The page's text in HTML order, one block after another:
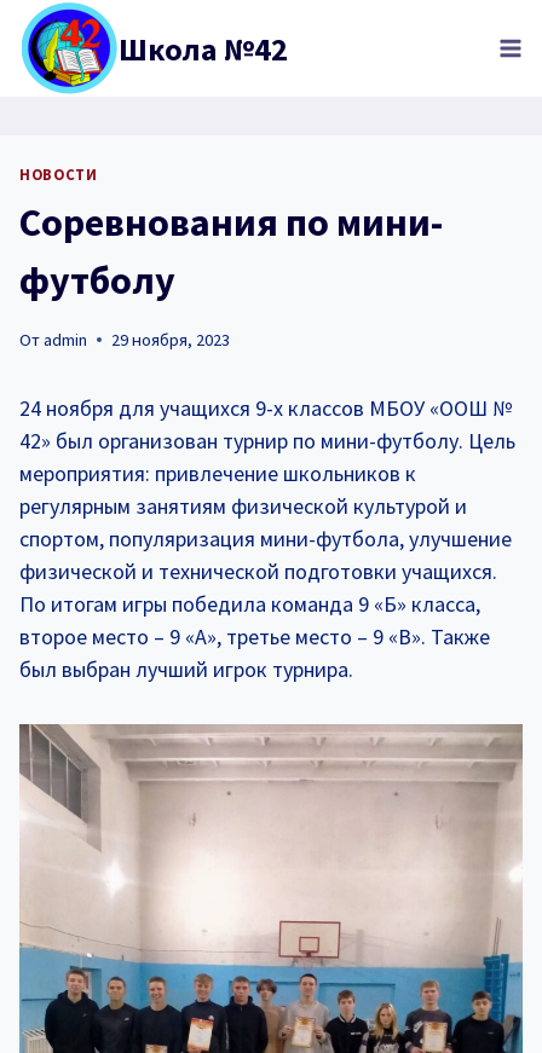
Перейти
содержимому
Школа №42
НОВОСТИ
Соревнования по мини-
футболу
Отadmin 29 ноября, 2023
24 ноября для учащихся 9-х классов МБОУ «ООШ №
42» был организован турнир по мини-футболу. Цель
мероприятия: привлечение школьников к
регулярным занятиям физической культурой и
спортом, популяризация мини-футбола, улучшение
физической и технической подготовки учащихся.
По итогам игры победила команда 9 «Б» класса,
второе место – 9 «А», третье место – 9 «В». Также
был выбран лучший игрок турнира.